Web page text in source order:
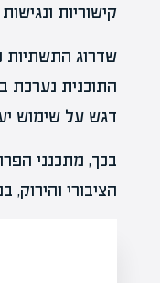
קישוריות
שדרוג התשתיות
התוכנית נערכת
דגש על שימוש
בכך, מתכנני
הציבורי